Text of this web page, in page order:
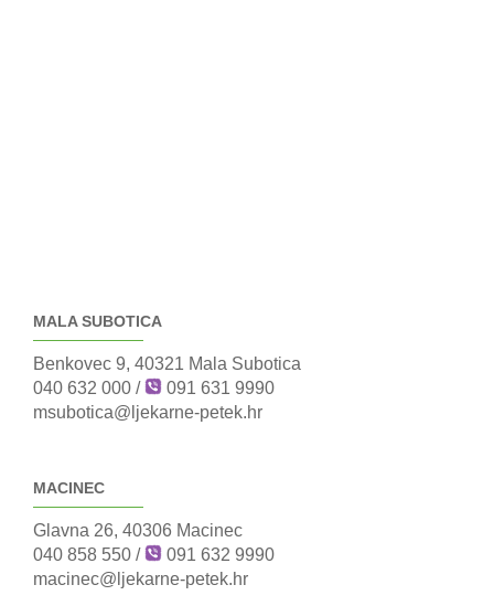
MALA SUBOTICA
Benkovec 9, 40321 Mala Subotica
040 632 000 /
091 631 9990
msubotica@ljekarne-petek.hr
MACINEC
Glavna 26, 40306 Macinec
040 858 550 /
091 632 9990
macinec@ljekarne-petek.hr